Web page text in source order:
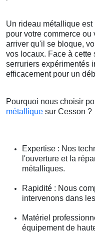
Un rideau métallique est
pour votre commerce
arriver qu'il se bloque,
vos locaux. Face à
serruriers expérimentés
efficacement pour un
Pourquoi nous choisir
métallique sur Cesson ?
Expertise : Nos
l'ouverture et la
métalliques.
Rapidité : Nous
intervenons dans
Matériel
équipement de